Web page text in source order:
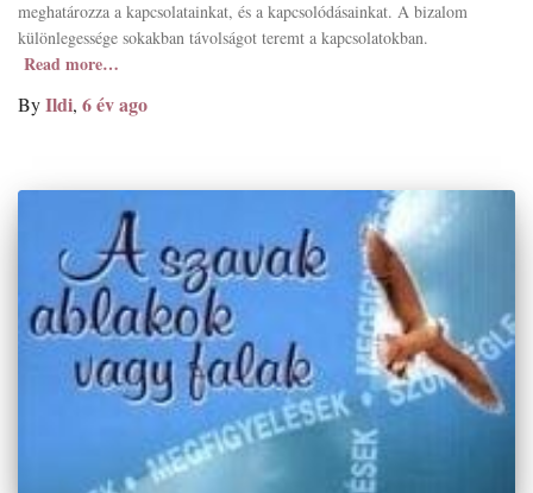
meghatározza a kapcsolatainkat, és a kapcsolódásainkat. A bizalom
különlegessége sokakban távolságot teremt a kapcsolatokban.
Read more…
ByIldi, 6 évago